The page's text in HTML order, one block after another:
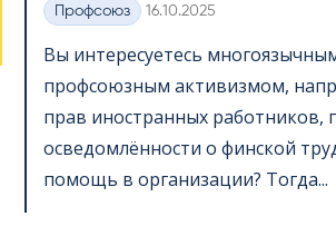
Категории
Профсоюз Kirjoitettu
16.10.2025
Вы интересуетесь
профсоюзным активизмом,
прав иностранных работников,
осведомлённости о финской
помощь в организации? Тогда...